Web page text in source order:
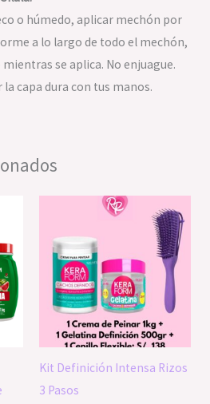
o húmedo, aplicar mechón por
a lo largo de todo el mechón,
se aplica. No enjuague.
capa dura con tus manos.
Kit Definición Intensa Rizos
3 Pasos